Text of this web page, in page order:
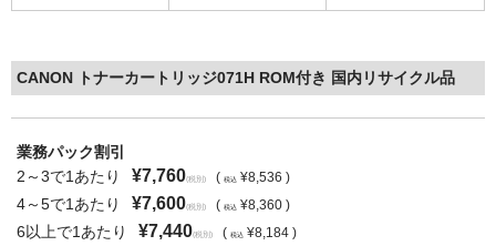
CANON トナーカートリッジ071H ROM付き 国内リサイクル品
業務パック割引
2～3で1あたり
¥7,760(税別) ( 税込 ¥8,536 )
4～5で1あたり ¥7,600(税別) ( 税込 ¥8,360 )
6以上で1あたり ¥7,440(税別) ( 税込 ¥8,184 )